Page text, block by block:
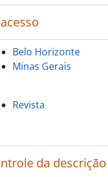
Belo Horizonte
Minas Gerais
Revista
da descrição